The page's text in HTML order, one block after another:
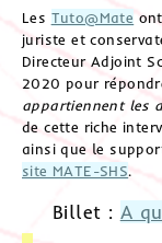
Les Tuto@Mate
juriste et
Directeur Adjoint
2020 pour
appartiennent les
de cette riche
ainsi que le
site MATE-SHS.
Billet : A